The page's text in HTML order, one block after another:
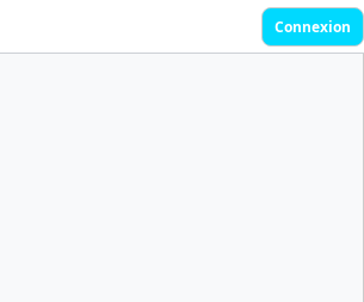
Connexion